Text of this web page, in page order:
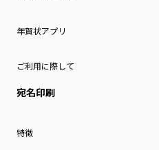
年賀状アプリ
ご利用に際して
宛名印刷
特徴